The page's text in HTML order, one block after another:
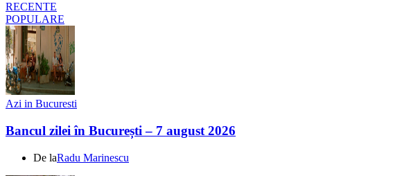
RECENTE
POPULARE
Azi in Bucuresti
Bancul zilei în București – 7 august 2026
De laRadu Marinescu